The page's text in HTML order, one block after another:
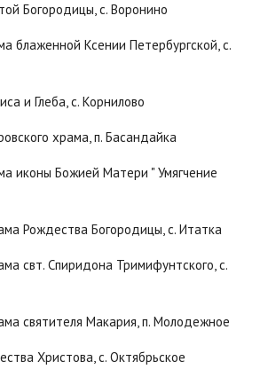
Богородицы, с. Воронино
блаженной Ксении Петербургской, с.
и Глеба, с. Корнилово
храма, п. Басандайка
иконы Божией Матери " Умягчение
Рождества Богородицы, с. Итатка
свт. Спиридона Тримифунтского, с.
святителя Макария, п. Молодежное
Христова, с. Октябрьское